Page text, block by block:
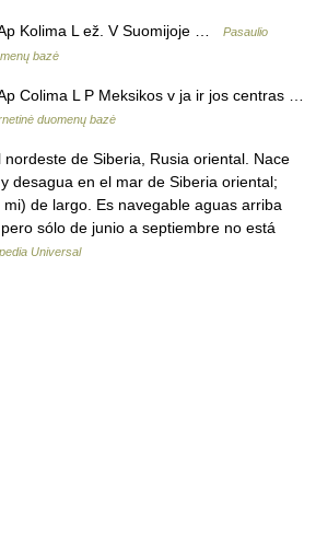
Kolima L ež. V Suomijoje …
Pasaulio
bazė
Colima L P Meksikos v ja ir jos centras …
duomenų bazė
de Siberia, Rusia oriental. Nace
desagua en el mar de Siberia oriental;
de largo. Es navegable aguas arriba
sólo de junio a septiembre no está
Universal